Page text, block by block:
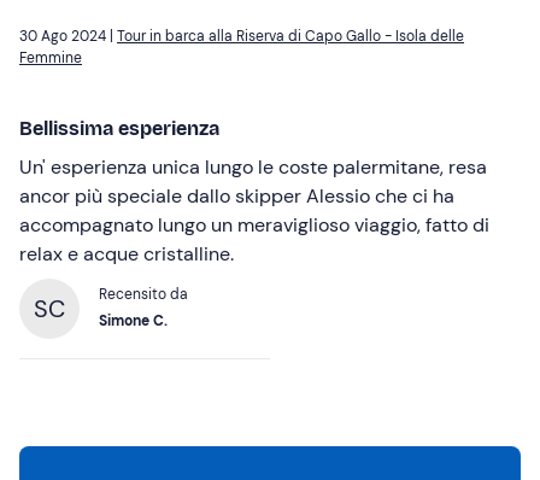
30 Ago 2024 | Tour in barca alla Riserva di Capo Gallo - Isola delle
Femmine
Bellissima esperienza
Un' esperienza unica lungo le coste palermitane, resa
ancor più speciale dallo skipper Alessio che ci ha
accompagnato lungo un meraviglioso viaggio, fatto di
relax e acque cristalline.
SC
Recensito da
Simone C.